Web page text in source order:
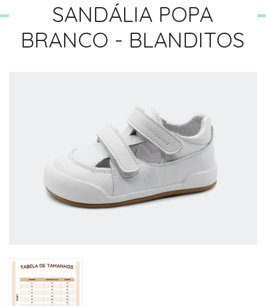
SANDÁLIA POPA
BRANCO - BLANDITOS